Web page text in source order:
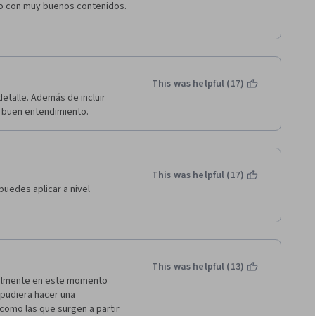
con muy buenos contenidos.
Además de incluir
entendimiento.
This was helpful (17)
aplicar a nivel
This was helpful (17)
en este momento
hacer una
las que surgen a partir
This was helpful (13)